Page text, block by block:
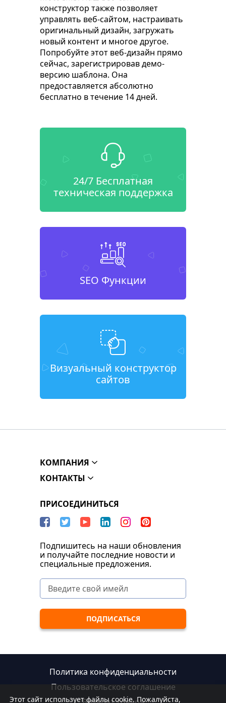
конструктор также позволяет
управлять веб-сайтом, настраивать
оригинальный дизайн, загружать
новый контент и многое другое.
Попробуйте этот веб-дизайн прямо
сейчас, зарегистрировав демо-
версию шаблона. Она
предоставляется абсолютно
бесплатно в течение 14 дней.
24/7 Бесплатная
техническая поддержка
SEO Функции
Визуальный конструктор
сайтов
Этот сайт использует файлы cookie. Пожалуйста,
КОМПАНИЯ
КОНТАКТЫ
ПРИСОЕДИНИТЬСЯ
Подпишитесь на наши обновления
и получайте последние новости и
специальные предложения.
Политика конфиденциальности
Пользовательское соглашение